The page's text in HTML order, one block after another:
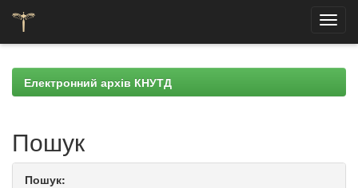
navigationЕлектронний архів КНУТД
Пошук
Пошук: